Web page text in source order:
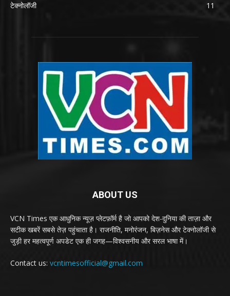
टेक्नोलॉजी
11
ABOUT US
VCN Times एक आधुनिक न्यूज़ प्लेटफ़ॉर्म है जो आपको देश-दुनिया की ताज़ा और
सटीक खबरें सबसे तेज़ पहुंचाता है। राजनीति, मनोरंजन, बिज़नेस और टेक्नोलॉजी से
जुड़ी हर महत्वपूर्ण अपडेट एक ही जगह—विश्वसनीय और सरल भाषा में।
Contact us: vcntimesofficial@gmail.com